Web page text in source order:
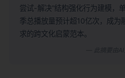
尝试-解决”结构强化行为建模，
季总播放量预计超10亿次，成为
求的跨文化启蒙范本。